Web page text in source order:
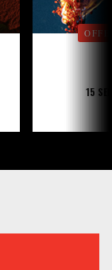
15